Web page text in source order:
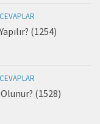
(1254)
(1528)